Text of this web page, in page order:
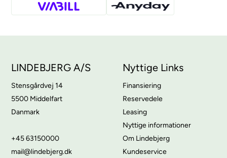
LINDEBJERG A/S
Stensgårdvej 14
5500 Middelfart
Danmark
+45 63150000
mail@lindebjerg.dk
Nyttige Links
Finansiering
Reservedele
Leasing
Nyttige informationer
Om Lindebjerg
Kundeservice